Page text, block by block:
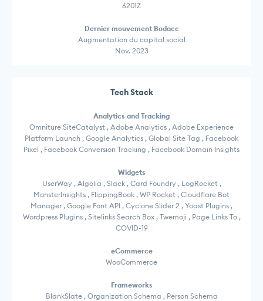
6201Z
Dernier mouvement Bodacc
Augmentation du capital social
Nov. 2023
Tech Stack
Analytics and Tracking
Omniture SiteCatalyst , Adobe Analytics , Adobe Experience
Platform Launch , Google Analytics , Global Site Tag , Facebook
Pixel , Facebook Conversion Tracking , Facebook Domain Insights
Widgets
UserWay , Algolia , Slack , Card Foundry , LogRocket ,
MonsterInsights , FlippingBook , WP Rocket , Cloudflare Bot
Manager , Google Font API , Cyclone Slider 2 , Yoast Plugins ,
Wordpress Plugins , Sitelinks Search Box , Twemoji , Page Links To ,
COVID-19
eCommerce
WooCommerce
Frameworks
BlankSlate , Organization Schema , Person Schema